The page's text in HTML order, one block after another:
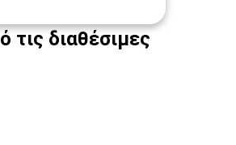
διαθέσιμες